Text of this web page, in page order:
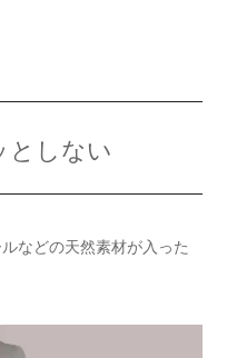
しない
などの天然素材が入った